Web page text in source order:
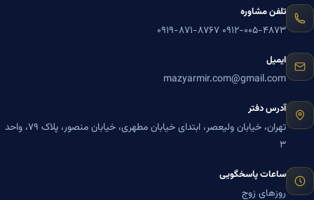
تلفن مشاوره
۰۹۱۲-۰۰۵-۴۸۷۳ ۰۹۱۹-۸۷۱-۸۷۶۷
ایمیل
mazyarmir.com@gmail.com
آدرس دفتر
تهران، خیابان ولیعصر، ابتدای خیابان مطهری، خیابان منصور، پلاک ۷۹، واحد
۳
ساعات پاسخگویی
روزهای زوج